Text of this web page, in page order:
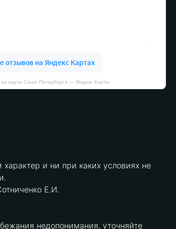
карте Санкт‑Петербурга — Яндекс Карты
и ни при каких условиях не
Е.И.
недопонимания, уточняйте